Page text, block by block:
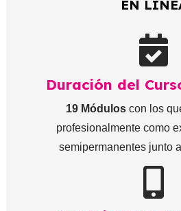
EN
Duración del
19 Móduloscon los
profesionalmente como
semipermanentes junto